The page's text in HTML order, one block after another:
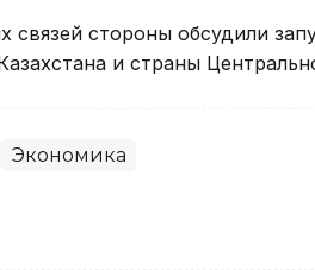
связей стороны обсудили
и страны
Экономика